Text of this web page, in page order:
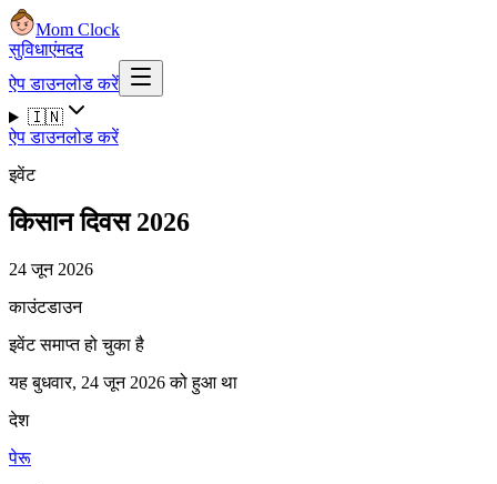
Mom Clock
सुविधाएंमदद
ऐप डाउनलोड करें
🇮🇳
ऐप डाउनलोड करें
इवेंट
किसान दिवस 2026
24 जून 2026
काउंटडाउन
इवेंट समाप्त हो चुका है
यह बुधवार, 24 जून 2026 को हुआ था
देश
पेरू